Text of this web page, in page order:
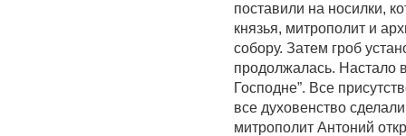
поставили на носилки,
князья, митрополит и
собору. Затем гроб
продолжалась. Настало
Господне”. Все
все духовенство
митрополит Антоний